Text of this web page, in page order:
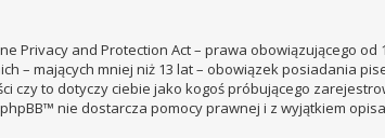
Privacy and Protection Act – prawa obowiązującego
– mających mniej niż 13 lat – obowiązek posiadania
czy to dotyczy ciebie jako kogoś próbującego
nie dostarcza pomocy prawnej i z wyjątkiem